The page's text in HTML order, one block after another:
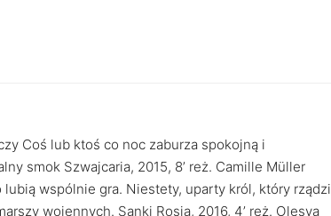
Coś lub ktoś co noc zaburza spokojną i
smok Szwajcaria, 2015, 8’ reż. Camille Müller
wspólnie gra. Niestety, uparty król, który rządzi
wojennych. Sanki Rosja, 2016, 4’ reż. Olesya